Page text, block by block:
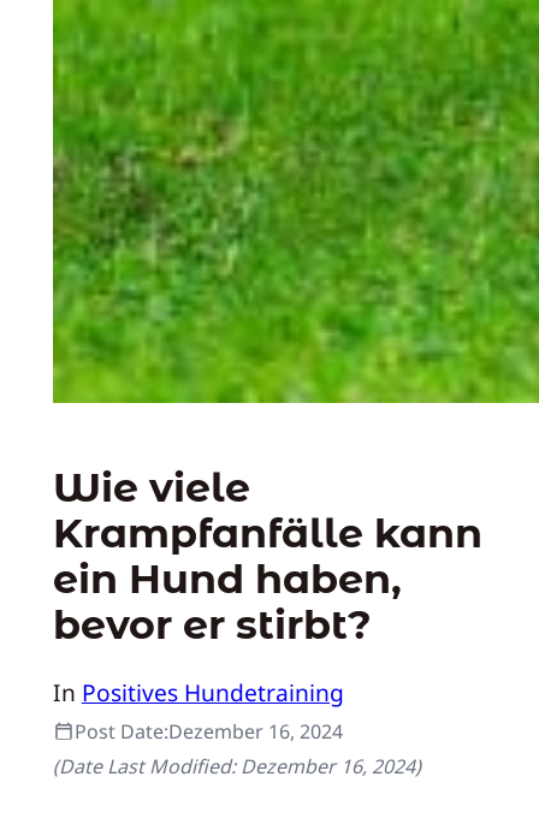
Wie viele
Krampfanfälle kann
ein Hund haben,
bevor er stirbt?
In Positives Hundetraining
Post Date:Dezember 16, 2024
(Date Last Modified:Dezember 16, 2024)